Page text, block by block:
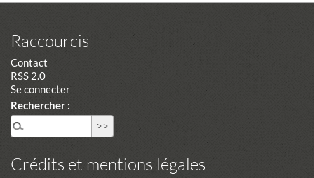
Raccourcis
Contact
RSS 2.0
Se connecter
Rechercher :
Crédits et mentions légales